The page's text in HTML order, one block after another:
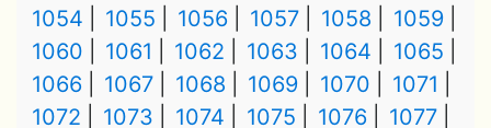
1054
1055 1056 1057 1058
1059
1060
1061 1062 1063 1064
1065
1066
1067 1068 1069 1070
1071
1072
1073 1074 1075 1076 1077